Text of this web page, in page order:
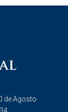
de Agosto